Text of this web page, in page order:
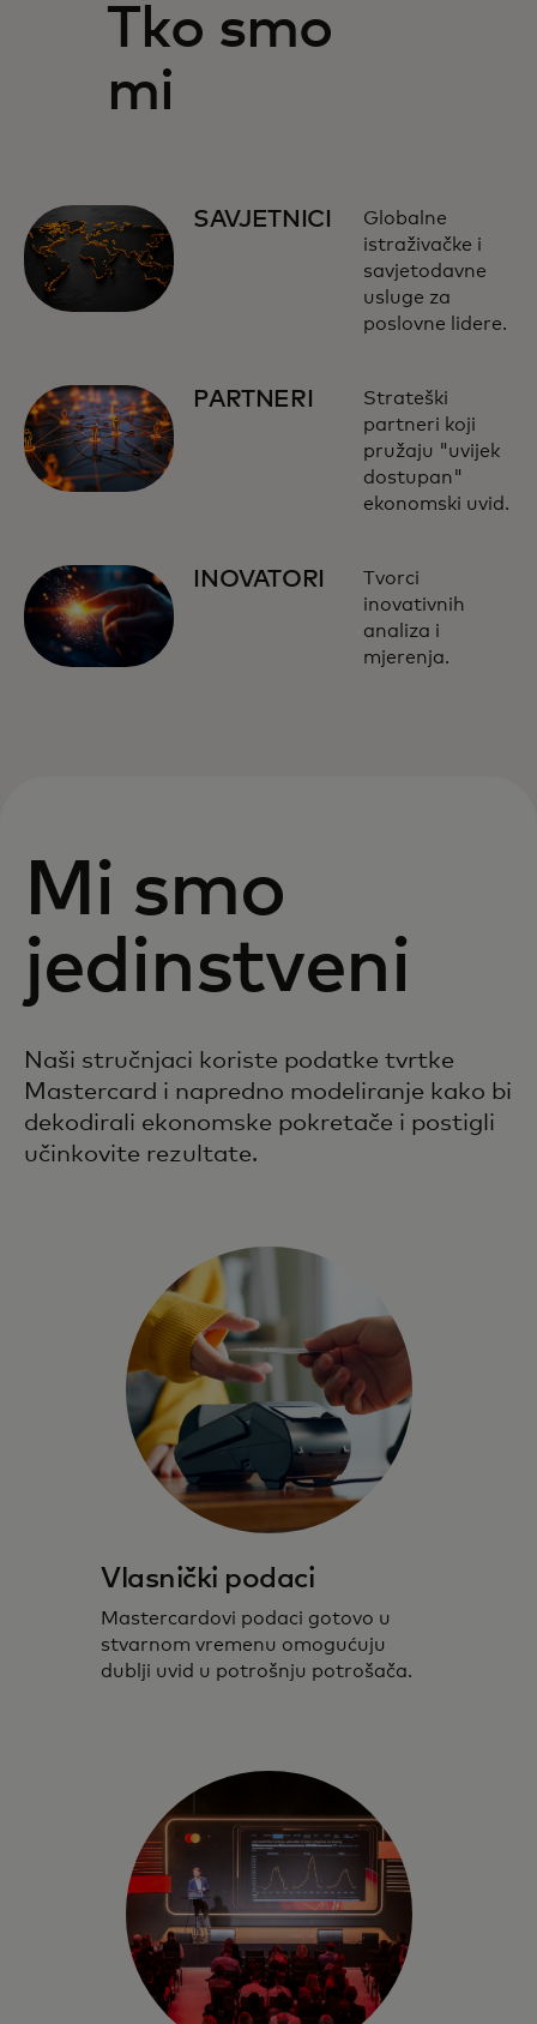
Tko smo
mi
SAVJETNICI
Globalne
istraživačke i
savjetodavne
usluge za
poslovne lidere.
PARTNERI
Strateški
partneri koji
pružaju "uvijek
dostupan"
ekonomski uvid.
INOVATORI
Tvorci
inovativnih
analiza i
mjerenja.
Mi smo
jedinstveni
Naši stručnjaci koriste podatke tvrtke
Mastercard i napredno modeliranje kako bi
dekodirali ekonomske pokretače i postigli
učinkovite rezultate.
Vlasnički podaci
Mastercardovi podaci gotovo u
stvarnom vremenu omogućuju
dublji uvid u potrošnju potrošača.